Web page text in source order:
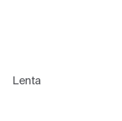
Lenta